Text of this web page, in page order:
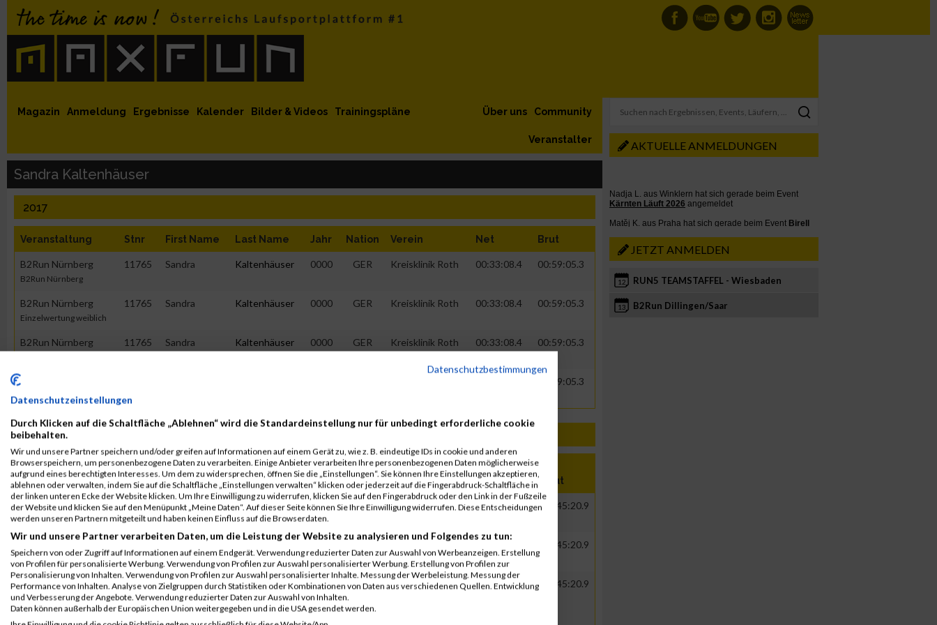
MaxFun Newsletter abonnieren
MaxFun auf Instagram
MaxFun auf Twitter
auf Youtube
auf Facebook
Magazin Anmeldung Ergebnisse Kalender Bilder & Videos Trainingspläne Community
Über uns
Veranstalter
Sandra Kaltenhäuser
2017
Veranstaltung Stnr First Name Last Name Jahr Nation Verein Net Brut
B2Run Nürnberg
B2Run Nürnberg
11765 Sandra Kaltenhäuser 0000 GER Kreisklinik Roth 00:33:08.4 00:59:05.3
B2Run Nürnberg
Einzelwertung weiblich
11765 Sandra Kaltenhäuser 0000 GER Kreisklinik Roth 00:33:08.4 00:59:05.3
B2Run Nürnberg 11765 Sandra Kaltenhäuser 0000 GER Kreisklinik Roth 00:33:08.4 00:59:05.3
B2Run Nürnberg
Teamwertung weiblich
00:59:05.3
2015
Veranstaltung Stnr
First
Name
Last Name Jahr Nation Verein Net Brut
B2Run Nürnberg
B2RUN Nürnberg
4993 Sandra Kaltenhäuser 0000 GER
DPD iloxx eService
01:11:50.6 01:45:20.9
Azubiwertung weiblich
DPD iloxx eService
GmbH
01:45:20.9
B2Run Nürnberg
Einzelwertung
weiblich
4993 Sandra Kaltenhäuser 0000 GER
DPD iloxx eService
01:11:50.6 01:45:20.9
AKTUELLE ANMELDUNGEN
JETZT ANMELDEN
12 RUN5 TEAMSTAFFEL - Wiesbaden
13 B2Run Dillingen/Saar
Datenschutzbestimmungen
Datenschutzeinstellungen
Durch Klicken auf die Schaltfläche „Ablehnen“ wird die Standardeinstellung nur für unbedingt erforderliche cookie
beibehalten.
Wir und unsere Partner speichern und/oder greifen auf Informationen auf einem Gerät zu, wie z. B. eindeutige IDs in cookie und anderen
Browserspeichern, um personenbezogene Daten zu verarbeiten. Einige Anbieter verarbeiten Ihre personenbezogenen Daten möglicherweise
aufgrund eines berechtigten Interesses. Um dem zu widersprechen, öffnen Sie die „Einstellungen“. Sie können Ihre Einstellungen akzeptieren,
ablehnen oder verwalten, indem Sie auf die Schaltfläche „Einstellungen verwalten“ klicken oder jederzeit auf die Fingerabdruck-Schaltfläche in
der linken unteren Ecke der Website klicken. Um Ihre Einwilligung zu widerrufen, klicken Sie auf den Fingerabdruck oder den Link in der Fußzeile
der Website und klicken Sie auf den Menüpunkt „Meine Daten“. Auf dieser Seite können Sie Ihre Einwilligung widerrufen. Diese Entscheidungen
werden unseren Partnern mitgeteilt und haben keinen Einfluss auf die Browserdaten.
Wir und unsere Partner verarbeiten Daten, um die Leistung der Website zu analysieren und Folgendes zu tun:
Speichern von oder Zugriff auf Informationen auf einem Endgerät. Verwendung reduzierter Daten zur Auswahl von Werbeanzeigen. Erstellung
von Profilen für personalisierte Werbung. Verwendung von Profilen zur Auswahl personalisierter Werbung. Erstellung von Profilen zur
Personalisierung von Inhalten. Verwendung von Profilen zur Auswahl personalisierter Inhalte. Messung der Werbeleistung. Messung der
Performance von Inhalten. Analyse von Zielgruppen durch Statistiken oder Kombinationen von Daten aus verschiedenen Quellen. Entwicklung
und Verbesserung der Angebote. Verwendung reduzierter Daten zur Auswahl von Inhalten.
Daten können außerhalb der Europäischen Union weitergegeben und in die USA gesendet werden.